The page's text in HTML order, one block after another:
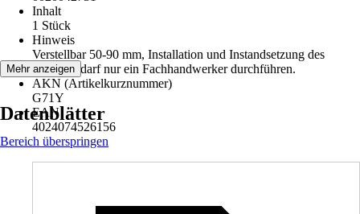
Inhalt
1 Stück
Hinweis
Verstellbar 50-90 mm, Installation und Instandsetzung des
Produkts darf nur ein Fachhandwerker durchführen.
AKN (Artikelkurznummer)
G71Y
EAN
4024074526156
Mehr anzeigen
Datenblätter
Bereich überspringen